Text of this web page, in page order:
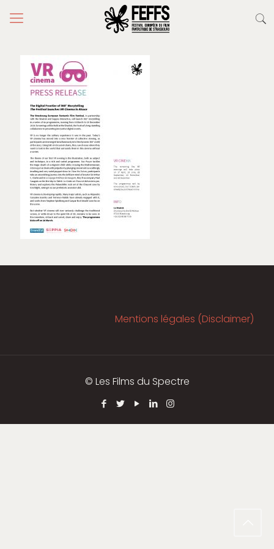
Mentions légales (Disclaimer)
© Les Films du Spectre